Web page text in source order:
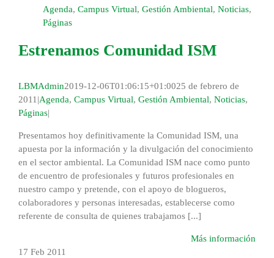
Agenda, Campus Virtual, Gestión Ambiental, Noticias,
Páginas
Estrenamos Comunidad ISM
LBMAdmin2019-12-06T01:06:15+01:0025 de febrero de
2011|Agenda, Campus Virtual, Gestión Ambiental, Noticias,
Páginas|
Presentamos hoy definitivamente la Comunidad ISM, una
apuesta por la información y la divulgación del conocimiento
en el sector ambiental. La Comunidad ISM nace como punto
de encuentro de profesionales y futuros profesionales en
nuestro campo y pretende, con el apoyo de blogueros,
colaboradores y personas interesadas, establecerse como
referente de consulta de quienes trabajamos [...]
Más información
17 Feb 2011